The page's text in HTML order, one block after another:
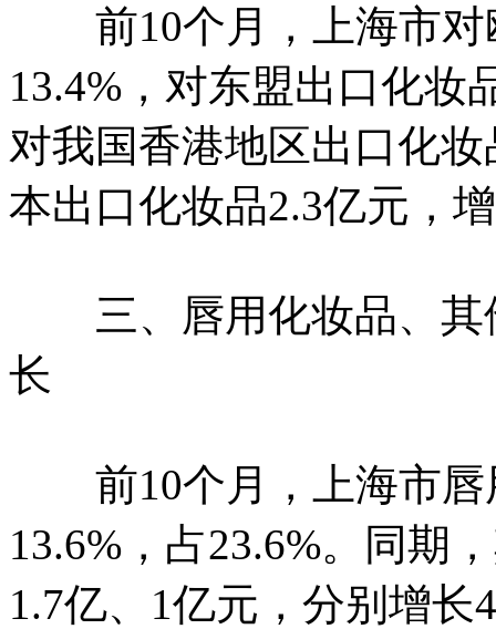
前10个月，上海市对
13.4%，对东盟出口化妆
对我国香港地区出口化
本出口化妆品2.3亿元，
三、唇用化妆品、其
长
前10个月，上海市唇
13.6%，占23.6%。同期
1.7亿、1亿元，分别增长